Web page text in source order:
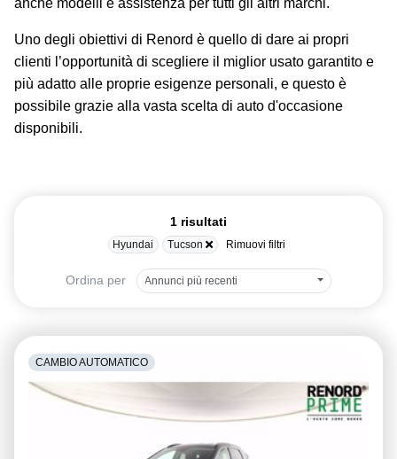
Uno degli obiettivi di Renord è quello di dare ai propri
clienti l’opportunità di scegliere il miglior usato garantito e
più adatto alle proprie esigenze personali, e questo è
possibile grazie alla vasta scelta di auto d'occasione
disponibili.
1 risultati
Hyundai Tucson Rimuovi filtri
Ordina per Annunci più recenti
CAMBIO AUTOMATICO